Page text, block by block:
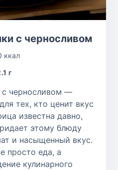
с черносливом
ккал
г
с черносливом —
тех, кто ценит вкус
известна давно,
этому блюду
и насыщенный вкус.
просто еда, а
кулинарного